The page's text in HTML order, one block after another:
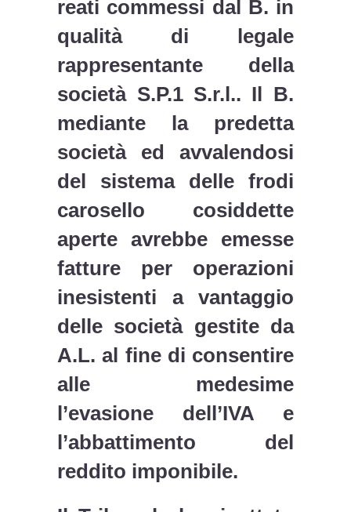
reati commessi dal B. in
qualità di legale
rappresentante della
società S.P.1 S.r.l.. Il B.
mediante la predetta
società ed avvalendosi
del sistema delle frodi
carosello cosiddette
aperte avrebbe emesse
fatture per operazioni
inesistenti a vantaggio
delle società gestite da
A.L. al fine di consentire
alle medesime
l’evasione dell’IVA e
l’abbattimento del
reddito imponibile.